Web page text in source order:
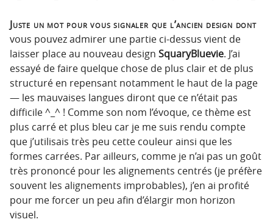
Juste un mot pour vous signaler que l’ancien design dont
vous pouvez admirer une partie ci-dessus vient de
laisser place au nouveau design SquaryBluevie. J’ai
essayé de faire quelque chose de plus clair et de plus
structuré en repensant notamment le haut de la page
— les mauvaises langues diront que ce n’était pas
difficile ^_^ ! Comme son nom l’évoque, ce thème est
plus carré et plus bleu car je me suis rendu compte
que j’utilisais très peu cette couleur ainsi que les
formes carrées. Par ailleurs, comme je n’ai pas un goût
très prononcé pour les alignements centrés (je préfère
souvent les alignements improbables), j’en ai profité
pour me forcer un peu afin d’élargir mon horizon
visuel.